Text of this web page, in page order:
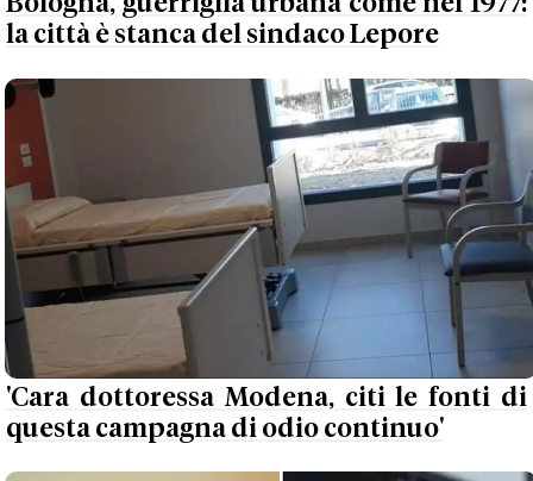
la città è stanca del sindaco Lepore
'Cara dottoressa Modena, citi le fonti di
questa campagna di odio continuo'